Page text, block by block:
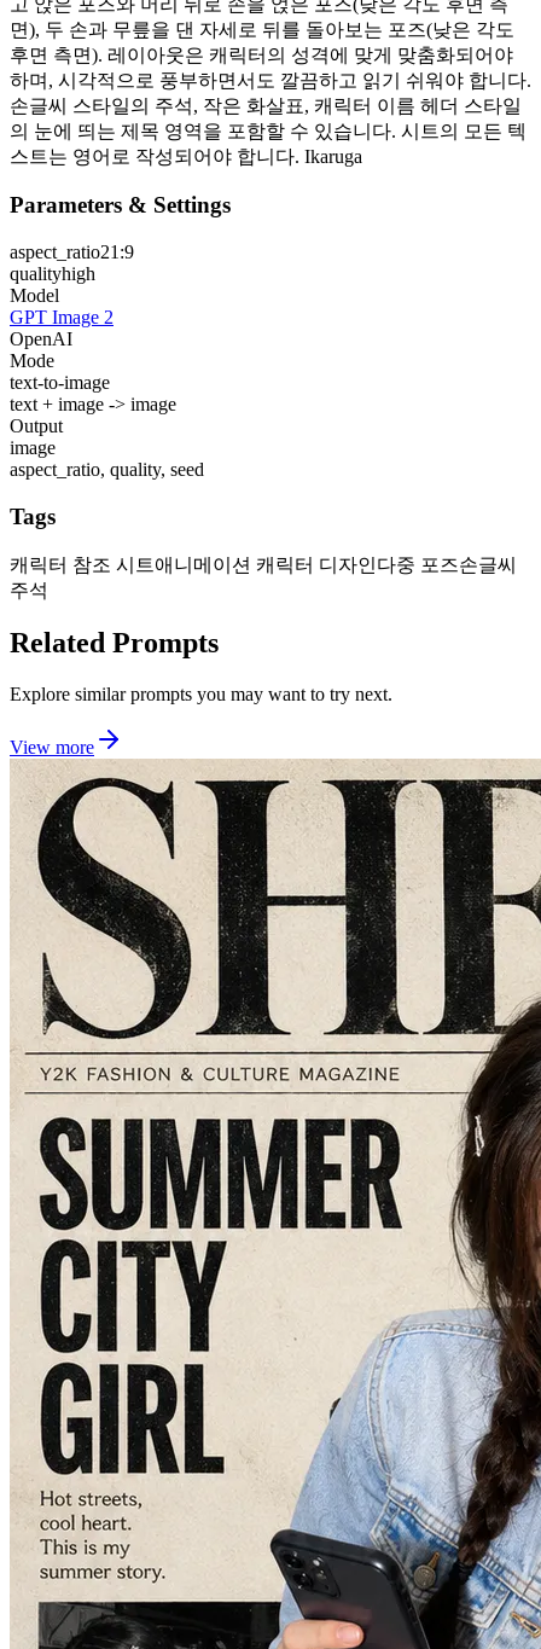
면), 두 손과 무릎을 댄 자세로 뒤를 돌아보는 포즈(낮은 각도
후면 측면). 레이아웃은 캐릭터의 성격에 맞게 맞춤화되어야
하며, 시각적으로 풍부하면서도 깔끔하고 읽기 쉬워야 합니다.
손글씨 스타일의 주석, 작은 화살표, 캐릭터 이름 헤더 스타일
의 눈에 띄는 제목 영역을 포함할 수 있습니다. 시트의 모든 텍
스트는 영어로 작성되어야 합니다. Ikaruga
Parameters & Settings
aspect_ratio21:9
qualityhigh
Model
GPT Image 2
OpenAI
Mode
text-to-image
text + image -> image
Output
image
aspect_ratio, quality, seed
Tags
캐릭터 참조 시트애니메이션 캐릭터 디자인다중 포즈손글씨
주석
Related Prompts
Explore similar prompts you may want to try next.
View more